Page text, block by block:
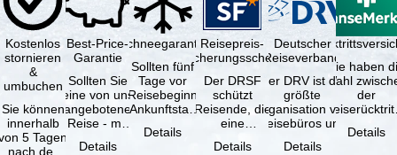
Kostenlos
stornieren
&
umbuchen
Sie können
innerhalb
5 Tagen
nach der
Best-Price-
Garantie
Sollten Sie
eine von uns
angebotene
Reise - mit
Verfügbarkeit
Details
Schneegarantie
Sollten fünf
Tage vor
Reisebeginn
(Ankunftstag)
aufgrund von
Schneemangel
Details
Reisepreis-
Sicherungsschein
Der DRSF
schützt
Reisende, die
eine
oder
Details
Deutscher
Reiseverband
Der DRV ist die
größte
Organisation von
Reisebüros und
Reiseveranstaltern
in …
Details
Sie haben
Wahl
der
(inklusive
Details